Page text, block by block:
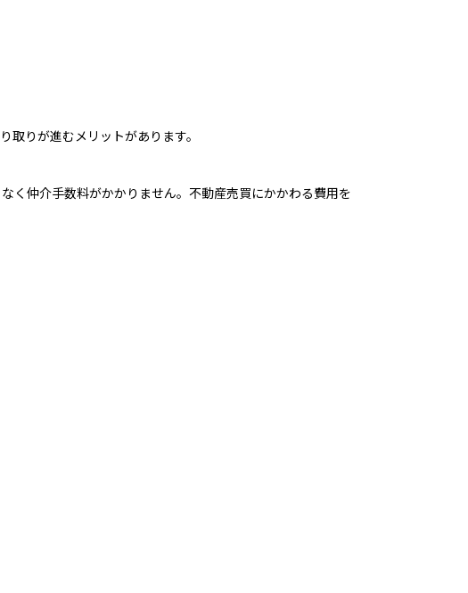
りが進むメリットがあります。
く仲介手数料がかかりません。不動産売買にかかわる費用を